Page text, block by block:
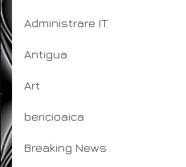
Administrare IT
Antigua
Art
bericioaica
Breaking News